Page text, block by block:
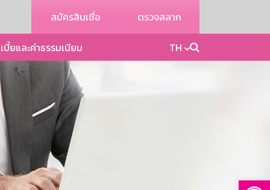
สมัครสินเชื่อ ตรวจสลาก
บี้ยและค่าธรรมเนียม TH